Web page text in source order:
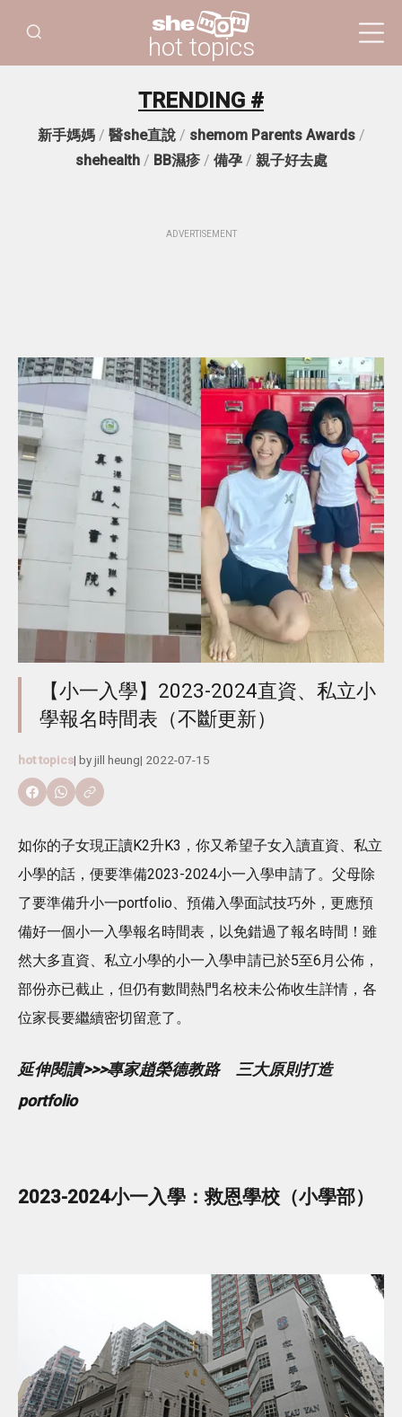
hot topics
TRENDING #
新手媽媽/ 醫she直說/ shemom Parents Awards/
shehealth/ BB濕疹/ 備孕/ 親子好去處
ADVERTISEMENT
【小一入學】2023-2024直資、私立小
學報名時間表（不斷更新）
hot topics| byjill heung| 2022-07-15
如你的子女現正讀K2升K3，你又希望子女入讀直資、私立
小學的話，便要準備2023-2024小一入學申請了。父母除
了要準備升小一portfolio、預備入學面試技巧外，更應預
備好一個小一入學報名時間表，以免錯過了報名時間！雖
然大多直資、私立小學的小一入學申請已於5至6月公佈，
部份亦已截止，但仍有數間熱門名校未公佈收生詳情，各
位家長要繼續密切留意了。
延伸閱讀>>>專家趙榮德教路 三大原則打造
portfolio
2023-2024小一入學：救恩學校（小學部）